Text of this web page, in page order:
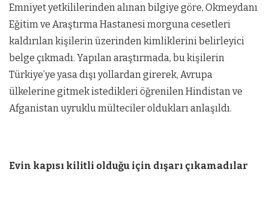
Emniyet yetkililerinden alınan bilgiye göre, Okmeydanı
Eğitim ve Araştırma Hastanesi morguna cesetleri
kaldırılan kişilerin üzerinden kimliklerini belirleyici
belge çıkmadı. Yapılan araştırmada, bu kişilerin
Türkiye’ye yasa dışı yollardan girerek, Avrupa
ülkelerine gitmek istedikleri öğrenilen Hindistan ve
Afganistan uyruklu mülteciler oldukları anlaşıldı.
Evin kapısı kilitli olduğu için dışarı çıkamadılar